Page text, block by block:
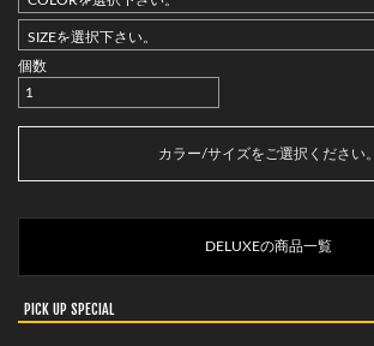
個数
カートに入れる
カラー/サイズをご選択ください。
DELUXEの商品一覧
PICK UP SPECIAL